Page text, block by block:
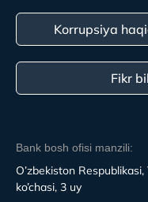
Bank bosh ofisi manzili:
O’zbekiston
ko’chasi, 3 uy
Korrupsiya
Fikr